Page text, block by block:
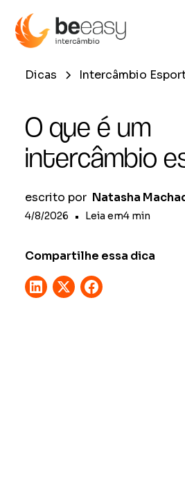
Dicas Intercâmbio
O que é um
intercâmbio
escrito por Natasha
4/8/2026 • Leia em4 min
Compartilhe essa dica